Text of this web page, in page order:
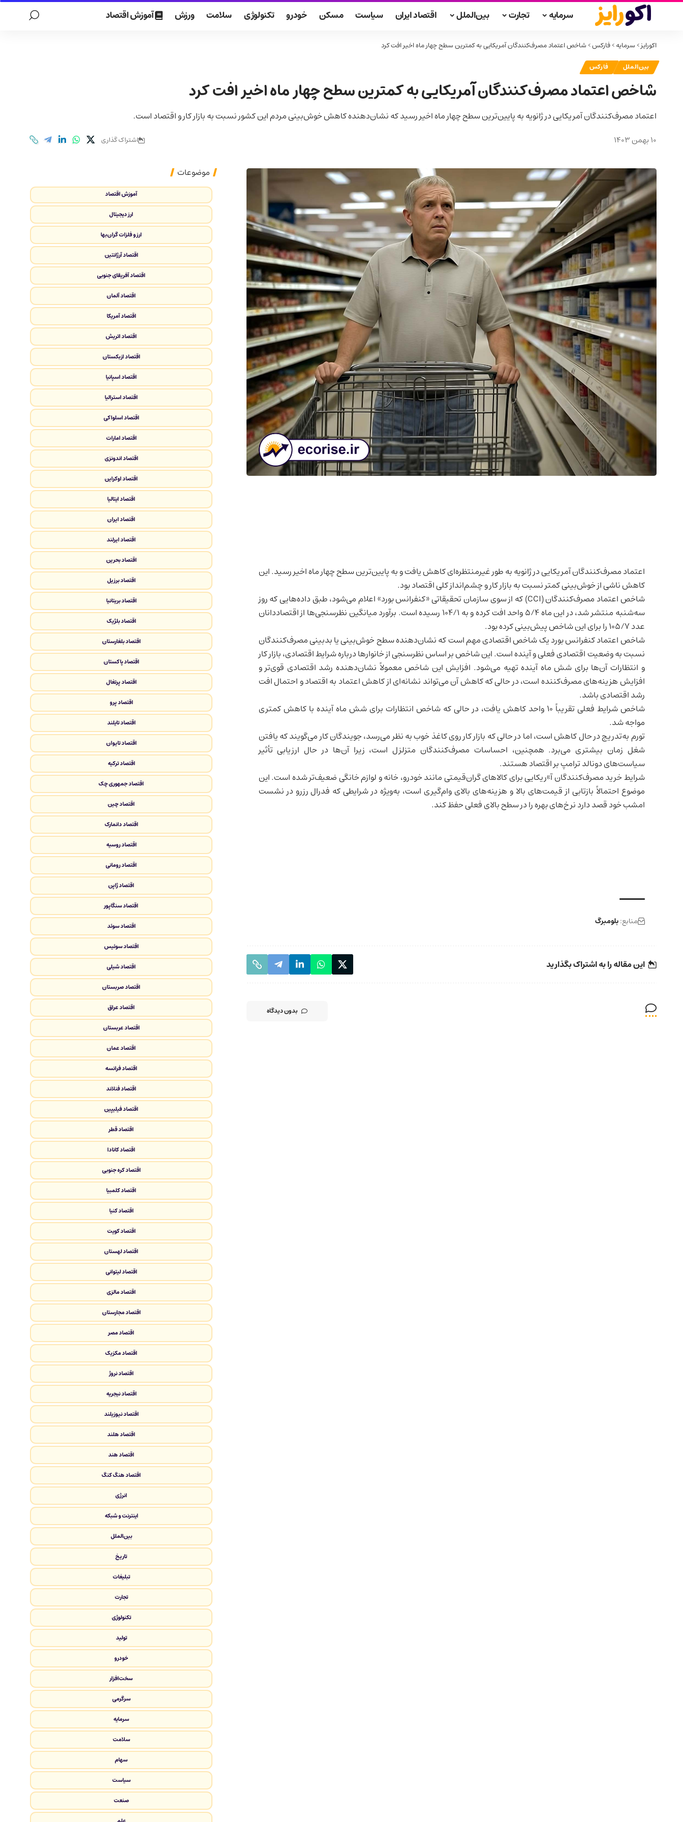
سرمایه تجارت بین‌الملل اقتصاد ایران سیاست مسکن خودرو تکنولوژی سلامت ورزش آموزش اقتصاد
اکورایز>سرمایه>فارکس>شاخص اعتماد مصرف‌کنندگان آمریکایی به کمترین سطح چهار ماه اخیر افت کرد
بین‌الملل فارکس
شاخص اعتماد مصرف‌کنندگان آمریکایی به کمترین سطح چهار ماه اخیر افت کرد
اعتماد مصرف‌کنندگان آمریکایی در ژانویه به پایین‌ترین سطح چهار ماه اخیر رسید که نشان‌دهنده کاهش خوش‌بینی مردم این کشور نسبت به بازار کار و اقتصاد است.
10 بهمن 1403 اشتراک گذاری
اعتماد مصرف‌کنندگان آمریکایی در ژانویه به طور غیرمنتظره‌ای کاهش یافت و به پایین‌ترین سطح چهار ماه اخیر رسید. این
کاهش ناشی از خوش‌بینی کمتر نسبت بهبازار کارو چشم‌انداز کلی اقتصاد بود.
شاخص اعتماد مصرف‌کنندگان (CCI) که از سوی سازمان تحقیقاتی «کنفرانس بورد» اعلام می‌شود، طبق داده‌هایی که روز
سه‌شنبه منتشر شد، در این ماه ۵/۴ واحد افت کرده و به ۱۰۴/۱ رسیده است. برآورد میانگین نظرسنجی‌ها از اقتصاددانان
عدد ۱۰۵/۷ را برای این شاخص پیش‌بینی کرده بود.
شاخص اعتماد کنفرانس بورد یکشاخص اقتصادیمهم است که نشان‌دهنده سطح خوش‌بینی یا بدبینی مصرف‌کنندگان
نسبت به وضعیت اقتصادی فعلی و آینده است. این شاخص بر اساس نظرسنجی از خانوارها درباره شرایط اقتصادی، بازار کار
و انتظارات آن‌ها برای شش ماه آینده تهیه می‌شود. افزایش این شاخص معمولاً نشان‌دهنده رشد اقتصادی قوی‌تر و
افزایش هزینه‌های مصرف‌کننده است، در حالی که کاهش آن می‌تواند نشانه‌ای از کاهش اعتماد به اقتصاد و احتمال افت
رشد اقتصادی باشد.
شاخص شرایط فعلی تقریباً ۱۰ واحد کاهش یافت، در حالی که شاخص انتظارات برای شش ماه آینده با کاهش کمتری
مواجه شد.
تورم به‌تدریج در حال کاهش است، اما در حالی که بازار کار روی کاغذ خوب به نظر می‌رسد، جویندگان کار می‌گویند که یافتن
شغل زمان بیشتری می‌برد. همچنین، احساسات مصرف‌کنندگان متزلزل است، زیرا آن‌ها در حال ارزیابی تأثیر
سیاست‌های دونالد ترامپ بر اقتصاد هستند.
شرایط خرید مصرف‌کنندگان آ»ریکایی برای کالاهای گران‌قیمتی مانند خودرو، خانه و لوازم خانگی ضعیف‌تر شده است. این
موضوع احتمالاً بازتابی از قیمت‌های بالا و هزینه‌های بالای وام‌گیری است، به‌ویژه در شرایطی که فدرال رزرو در نشست
امشب خود قصد دارد نرخ‌های بهره را در سطح بالای فعلی حفظ کند.
منابع:بلومبرگ
این مقاله را به اشتراک بگذارید
بدون دیدگاه
موضوعات
آموزش اقتصاد
ارز دیجیتال
ارز و فلزات گران‌بها
اقتصاد آرژانتین
اقتصاد آفریقای جنوبی
اقتصاد آلمان
اقتصاد آمریکا
اقتصاد اتریش
اقتصاد ازبکستان
اقتصاد اسپانیا
اقتصاد استرالیا
اقتصاد اسلواکی
اقتصاد امارات
اقتصاد اندونزی
اقتصاد اوکراین
اقتصاد ایتالیا
اقتصاد ایران
اقتصاد ایرلند
اقتصاد بحرین
اقتصاد برزیل
اقتصاد بریتانیا
اقتصاد بلژیک
اقتصاد بلغارستان
اقتصاد پاکستان
اقتصاد پرتغال
اقتصاد پرو
اقتصاد تایلند
اقتصاد تایوان
اقتصاد ترکیه
اقتصاد جمهوری چک
اقتصاد چین
اقتصاد دانمارک
اقتصاد روسیه
اقتصاد رومانی
اقتصاد ژاپن
اقتصاد سنگاپور
اقتصاد سوئد
اقتصاد سوئیس
اقتصاد شیلی
اقتصاد صربستان
اقتصاد عراق
اقتصاد عربستان
اقتصاد عمان
اقتصاد فرانسه
اقتصاد فنلاند
اقتصاد فیلیپین
اقتصاد قطر
اقتصاد کانادا
اقتصاد کره جنوبی
اقتصاد کلمبیا
اقتصاد کنیا
اقتصاد کویت
اقتصاد لهستان
اقتصاد لیتوانی
اقتصاد مالزی
اقتصاد مجارستان
اقتصاد مصر
اقتصاد مکزیک
اقتصاد نروژ
اقتصاد نیجریه
اقتصاد نیوزیلند
اقتصاد هلند
اقتصاد هند
اقتصاد هنگ کنگ
انرژی
اینترنت و شبکه
بین‌الملل
تاریخ
تبلیغات
تجارت
تکنولوژی
تولید
خودرو
سخت‌افزار
سرگرمی
سرمایه
سلامت
سهام
سیاست
صنعت